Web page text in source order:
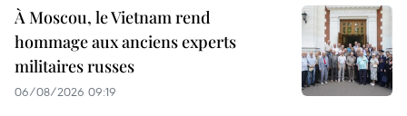
À Moscou, le Vietnam rend
hommage aux anciens experts
militaires russes
06/08/2026 09:19